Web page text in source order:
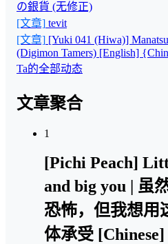
の銀貨 (无修正)
[文章] tevit
[文章] [Yuki 041 (Hiwa)]
(Digimon Tamers) [English]
Ta的全部动态
文章聚合
1
[Pichi Peach]
and big you | 虽
恐怖，但我想用
体承受 [Chinese]